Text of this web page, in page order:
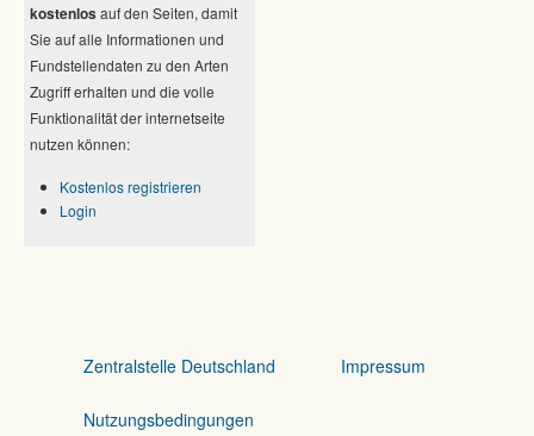
kostenlos auf den Seiten, damit
Sie auf alle Informationen und
Fundstellendaten zu den Arten
Zugriff erhalten und die volle
Funktionalität der internetseite
nutzen können:
Kostenlos registrieren
Login
Zentralstelle Deutschland Impressum
Nutzungsbedingungen